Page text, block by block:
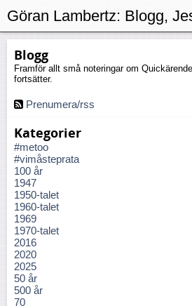
Blogg
Framför allt små noteringar om
fortsätter.
Prenumera/rss
Kategorier
#metoo
#vimåsteprata
100 år
1947
1950-talet
1960-talet
1969
1970-talet
2016
2020
2025
50 år
500 år
70
Göran Lambertz: Blogg,